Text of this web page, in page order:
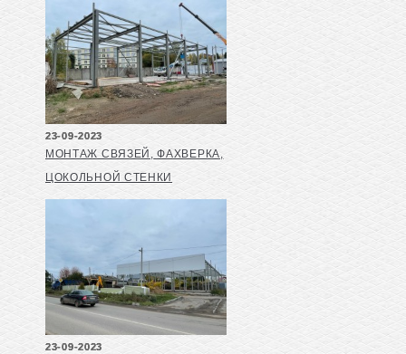
23-09-2023
МОНТАЖ СВЯЗЕЙ, ФАХВЕРКА,
ЦОКОЛЬНОЙ СТЕНКИ
23-09-2023